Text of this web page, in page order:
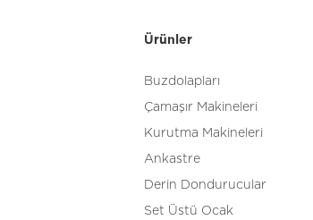
Ürünler
Buzdolapları
Çamaşır Makineleri
Kurutma Makineleri
Ankastre
Derin Dondurucular
Set Üstü Ocak